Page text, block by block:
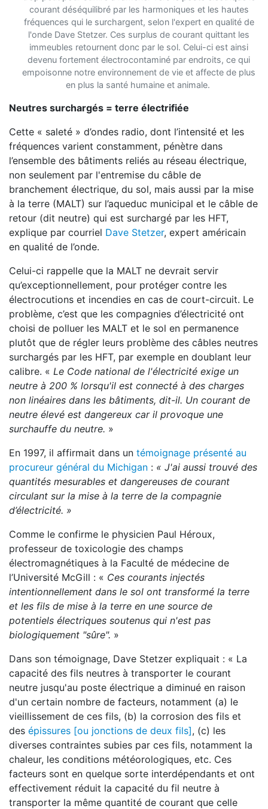
courant déséquilibré par les harmoniques et les hautes
fréquences qui le surchargent, selon l'expert en qualité de
l'onde Dave Stetzer. Ces surplus de courant quittant les
immeubles retournent donc par le sol. Celui-ci est ainsi
devenu fortement électrocontaminé par endroits, ce qui
empoisonne notre environnement de vie et affecte de plus
en plus la santé humaine et animale.
Neutres surchargés = terre électrifiée
Cette « saleté » d’ondes radio, dont l’intensité et les
fréquences varient constamment, pénètre dans
l’ensemble des bâtiments reliés au réseau électrique,
non seulement par l'entremise du câble de
branchement électrique, du sol, mais aussi par la mise
à la terre (MALT) sur l’aqueduc municipal et le câble de
retour (dit neutre) qui est surchargé par les HFT,
explique par courriel Dave Stetzer, expert américain
en qualité de l’onde.
Celui-ci rappelle que la MALT ne devrait servir
qu’exceptionnellement, pour protéger contre les
électrocutions et incendies en cas de court-circuit. Le
problème, c’est que les compagnies d’électricité ont
choisi de polluer les MALT et le sol en permanence
plutôt que de régler leurs problème des câbles neutres
surchargés par les HFT, par exemple en doublant leur
calibre. « Le Code national de l'électricité exige un
neutre à 200 % lorsqu'il est connecté à des charges
non linéaires dans les bâtiments, dit-il. Un courant de
neutre élevé est dangereux car il provoque une
surchauffe du neutre. »
En 1997, il affirmait dans un témoignage présenté au
procureur général du Michigan : « J'ai aussi trouvé des
quantités mesurables et dangereuses de courant
circulant sur la mise à la terre de la compagnie
d’électricité. »
Comme le confirme le physicien Paul Héroux,
professeur de toxicologie des champs
électromagnétiques à la Faculté de médecine de
l’Université McGill : « Ces courants injectés
intentionnellement dans le sol ont transformé la terre
et les fils de mise à la terre en une source de
potentiels électriques soutenus qui n'est pas
biologiquement "sûre". »
Dans son témoignage, Dave Stetzer expliquait : « La
capacité des fils neutres à transporter le courant
neutre jusqu'au poste électrique a diminué en raison
d'un certain nombre de facteurs, notamment (a) le
vieillissement de ces fils, (b) la corrosion des fils et
des épissures [ou jonctions de deux fils], (c) les
diverses contraintes subies par ces fils, notamment la
chaleur, les conditions météorologiques, etc. Ces
facteurs sont en quelque sorte interdépendants et ont
effectivement réduit la capacité du fil neutre à
transporter la même quantité de courant que celle